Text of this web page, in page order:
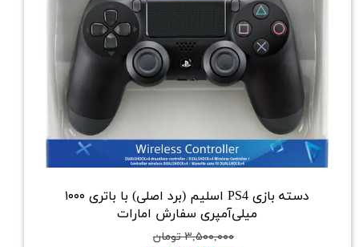
دسته بازی PS4 اسلیم (برد اصلی) با باتری ۱۰۰۰
میلی‌آمپری سفارش امارات
۳,۵۰۰,۰۰۰ تومان